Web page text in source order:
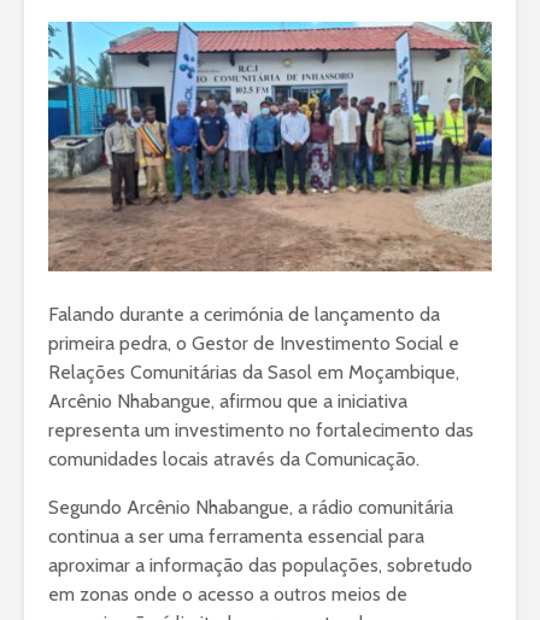
Falando durante a cerimónia de lançamento da
primeira pedra, o Gestor de Investimento Social e
Relações Comunitárias da Sasol em Moçambique,
Arcênio Nhabangue, afirmou que a iniciativa
representa um investimento no fortalecimento das
comunidades locais através da Comunicação.
Segundo Arcênio Nhabangue, a rádio comunitária
continua a ser uma ferramenta essencial para
aproximar a informação das populações, sobretudo
em zonas onde o acesso a outros meios de